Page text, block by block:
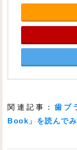
関連記事： 歯ブ
Book」を読んで